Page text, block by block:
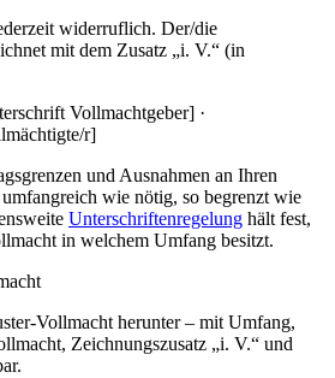
widerruflich. Der/die
mit dem Zusatz „i. V.“ (in
Vollmachtgeber] ·
r]
und Ausnahmen an Ihren
wie nötig, so begrenzt wie
Unterschriftenregelung hält fest,
in welchem Umfang besitzt.
Vollmacht herunter – mit Umfang,
Zeichnungszusatz „i. V.“ und